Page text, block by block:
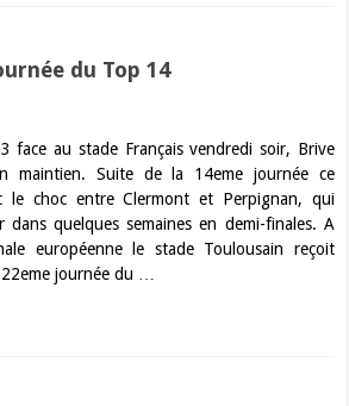
du Top 14
face au stade Français vendredi soir, Brive
maintien. Suite de la 14eme journée ce
le choc entre Clermont et Perpignan, qui
quelques semaines en demi-finales. A
européenne le stade Toulousain reçoit
journée du …